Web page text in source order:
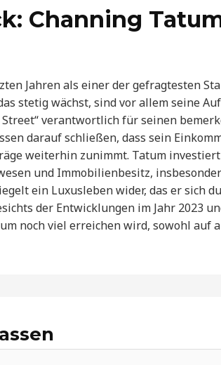
Channing
Jahren als einer der gefragtesten
stetig wächst, sind vor allem seine
Street“ verantwortlich für seinen
darauf schließen, dass sein
weiterhin zunimmt. Tatum
und Immobilienbesitz,
ein Luxusleben wider, das er sich
der Entwicklungen im Jahr 2023
noch viel erreichen wird, sowohl auf